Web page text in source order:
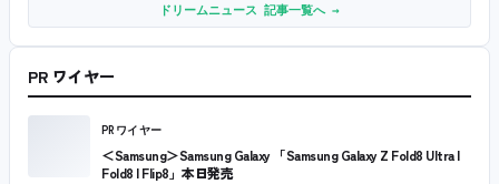
ドリームニュース 記事一覧へ →
PR ワイヤー
PRワイヤー
＜Samsung＞Samsung Galaxy 「Samsung Galaxy Z Fold8 Ultra |
Fold8 | Flip8」本日発売